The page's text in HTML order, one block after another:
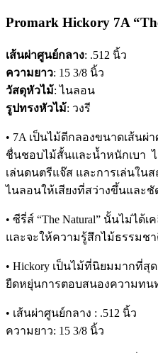
Promark Hickory 7A
เส้นผ่าศูนย์กลาง: .512 นิ้ว
ความยาว: 15 3/8 นิ้ว
วัสดุหัวไม้: ไนลอน
รูปทรงหัวไม้: วงรี
• 7A เป็นไม้ตีกลองขนาดเส้น
ชื่นชอบไม้สั้นและน้ำหนักเบา
เล่นดนตรีแจ๊ส และการเล่นใน
ไนลอนให้เสียงที่สว่างขึ้นและ
• ซีรี่ส์ “The Natural” นั้นไม่ได้
และจะให้ความรู้สึกไม้ธรรมช
• Hickory เป็นไม้ที่นิยมมากที่สุ
ยืดหยุ่นการตอบสนองความท
• เส้นผ่าศูนย์กลาง : .512 นิ้ว
ความยาว: 15 3/8 นิ้ว